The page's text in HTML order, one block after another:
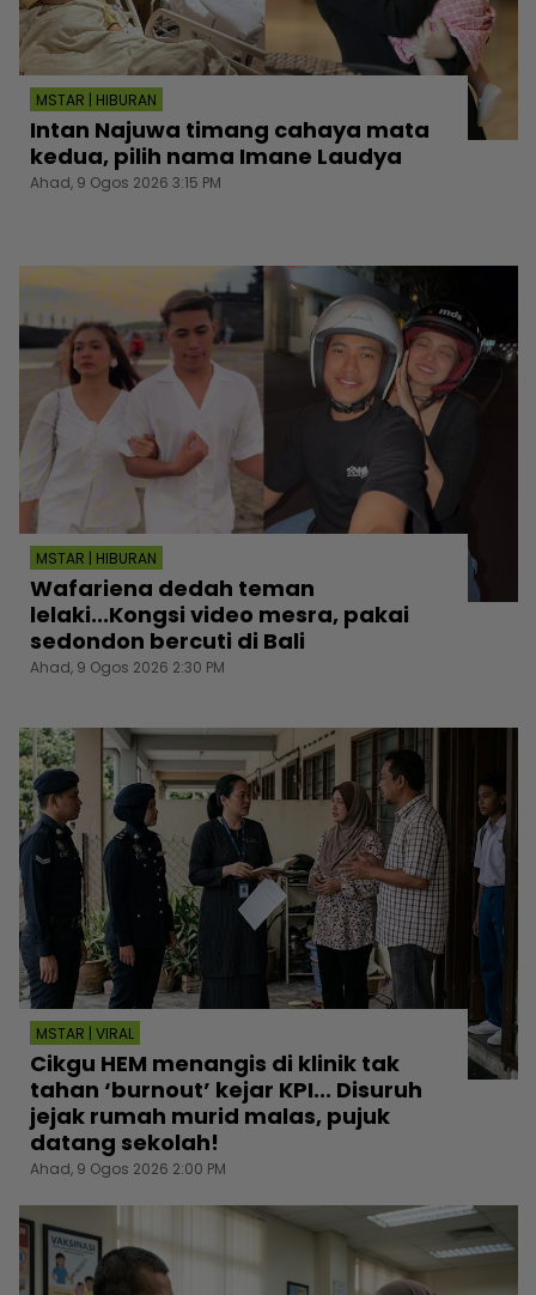
MSTAR | HIBURAN
Intan Najuwa timang cahaya mata
kedua, pilih nama Imane Laudya
Ahad, 9 Ogos 2026 3:15 PM
MSTAR | HIBURAN
Wafariena dedah teman
lelaki...Kongsi video mesra, pakai
sedondon bercuti di Bali
Ahad, 9 Ogos 2026 2:30 PM
MSTAR | VIRAL
Cikgu HEM menangis di klinik tak
tahan ‘burnout’ kejar KPI... Disuruh
jejak rumah murid malas, pujuk
datang sekolah!
Ahad, 9 Ogos 2026 2:00 PM